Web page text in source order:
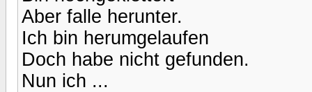
Aber falle herunter.
Ich bin herumgelaufen
Doch habe nicht gefunden.
Nun ich ...